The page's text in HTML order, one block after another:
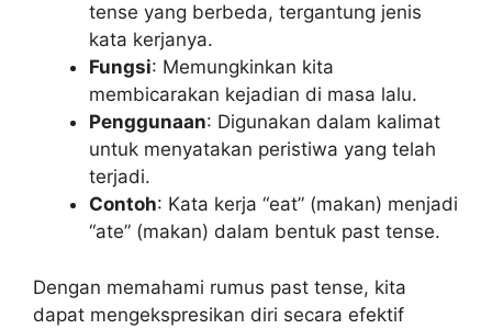
tense yang berbeda, tergantung jenis
kata kerjanya.
Fungsi: Memungkinkan kita
membicarakan kejadian di masa lalu.
Penggunaan: Digunakan dalam kalimat
untuk menyatakan peristiwa yang telah
terjadi.
Contoh: Kata kerja “eat” (makan) menjadi
“ate” (makan) dalam bentuk past tense.
Dengan memahami rumus past tense, kita
dapat mengekspresikan diri secara efektif